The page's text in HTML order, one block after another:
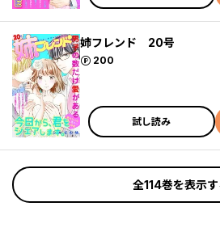
姉フレンド 20号
200
ポイント
試し読み
全114巻を表示